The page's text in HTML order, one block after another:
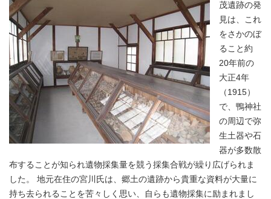
茂遺跡の発
見は、これ
をさかのぼ
ること約
20年前の
大正4年
（1915）
で、鴨神社
の周辺で弥
生土器や石
器が多数散
布することが知られ遺物採集量を競う採集合戦が繰り広げられま
した。 地元在住の宮川氏は、郷土の遺跡から貴重な資料が大量に
持ち去られることを苦々しく思い、自らも遺物採集に励まれまし